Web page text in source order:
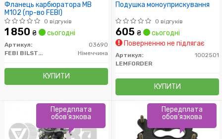
Фланець карбюратора MB
M102 (пр-во FEBI)
0 відгуків
1 850 ₴ сьогодні
Артикул:
03690
FEBI BILSTEIN
Німеччина
КУПИТИ
Подушка моноуприскування
0 відгуків
605 ₴
сьогодні
Поверненню не підлягає
Артикул:
1002501
LEMFORDER
КУПИТИ
Передплата
обов'язкова
Передплата
обов'язкова